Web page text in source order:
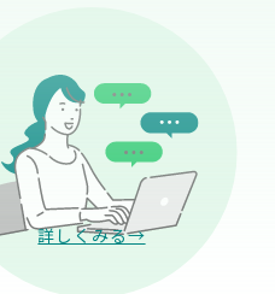
詳しくみる→